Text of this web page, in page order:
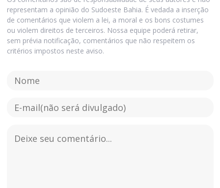
representam a opinião do Sudoeste Bahia. É vedada a inserção
de comentários que violem a lei, a moral e os bons costumes
ou violem direitos de terceiros. Nossa equipe poderá retirar,
sem prévia notificação, comentários que não respeitem os
critérios impostos neste aviso.